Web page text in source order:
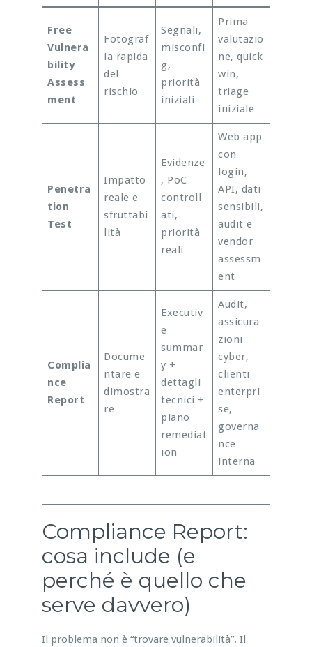
Free
Vulnera
bility
Assess
ment
Fotograf
ia rapida
del
rischio
Segnali,
misconfi
g,
priorità
iniziali
Prima
valutazio
ne, quick
win,
triage
iniziale
Penetra
tion
Test
Impatto
reale e
sfruttabi
lità
Evidenze
, PoC
controll
ati,
priorità
reali
Web app
con
login,
API, dati
sensibili,
audit e
vendor
assessm
ent
Complia
nce
Report
Docume
ntare e
dimostra
re
Executiv
e
summar
y +
dettagli
tecnici +
piano
remediat
ion
Audit,
assicura
zioni
cyber,
clienti
enterpri
se,
governa
nce
interna
Compliance Report:
cosa include (e
perché è quello che
serve davvero)
Il problema non è “trovare vulnerabilità”. Il